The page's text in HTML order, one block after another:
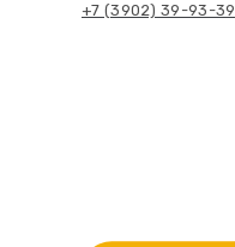
+7 (3902) 39-93-39